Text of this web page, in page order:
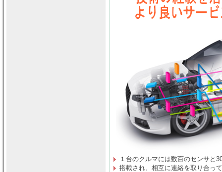
１台のクルマには数百のセンサと
搭載され、相互に連絡を取り合っ